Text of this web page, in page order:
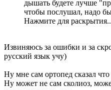
дышать будете лучше
чтобы послушал, надо
Нажмите для
Извиняюсь за ошибки и за
русский язык учу)
Ну мне сам ортопед сказал
Ну может не сам сколиоз,